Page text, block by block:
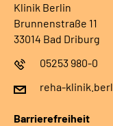
Klinik Berlin
Brunnenstraße 11
33014 Bad Driburg
05253 980-0
reha-
Barrierefreiheit